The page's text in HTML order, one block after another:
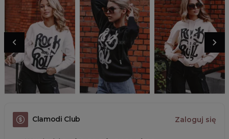
Clamodi Club Zaloguj się